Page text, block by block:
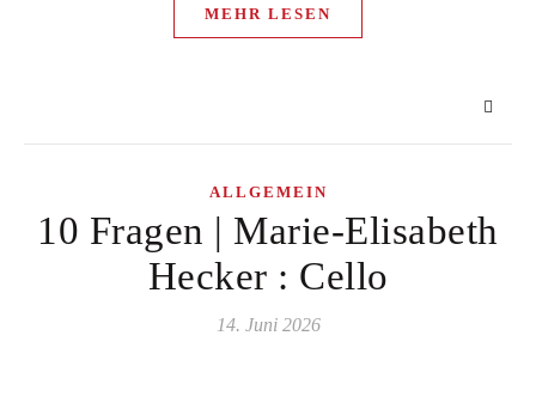
MEHR LESEN
ALLGEMEIN
10 Fragen | Marie-Elisabeth
Hecker : Cello
14. Juni 2026